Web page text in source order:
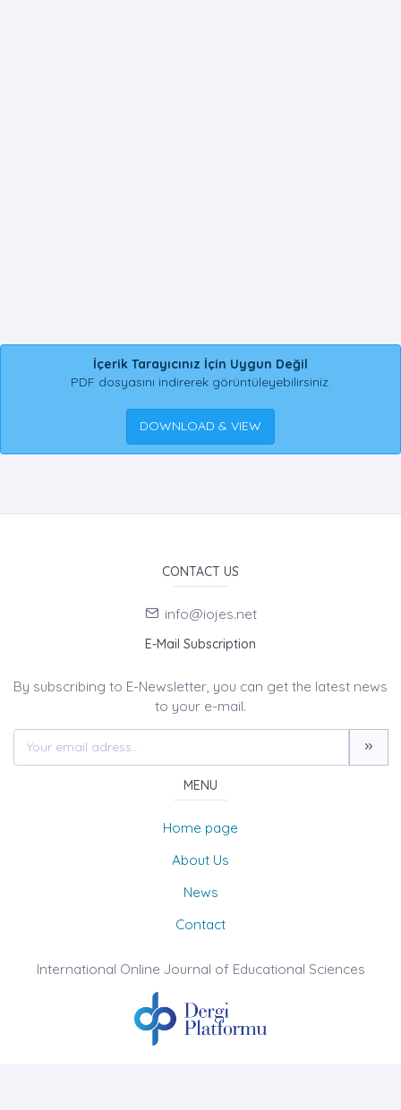
İçerik Tarayıcınız İçin Uygun Değil
PDF dosyasını indirerek görüntüleyebilirsiniz.
DOWNLOAD & VIEW
CONTACT US
info@iojes.net
E-Mail Subscription
By subscribing to E-Newsletter, you can get the latest news
to your e-mail.
MENU
Home page
About Us
News
Contact
International Online Journal of Educational Sciences